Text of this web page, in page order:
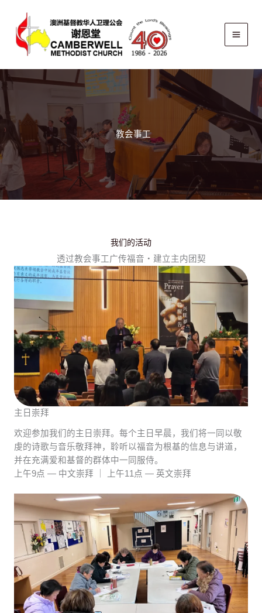
教会事工
我们的活动
透过教会事工广传福音・建立主内团契
主日崇拜
欢迎参加我们的主日崇拜。每个主日早晨，我们将一同以敬
虔的诗歌与音乐敬拜神，聆听以福音为根基的信息与讲道，
并在充满爱和基督的群体中一同服侍。
上午9点 — 中文崇拜 ｜ 上午11点 — 英文崇拜